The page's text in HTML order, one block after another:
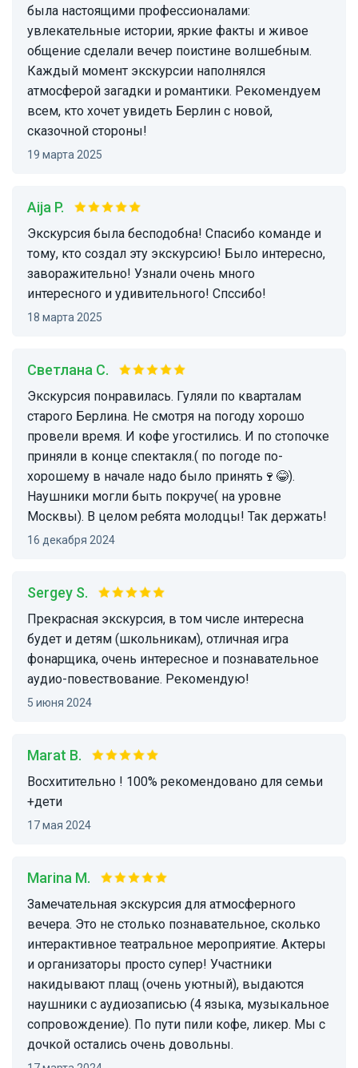
была настоящими профессионалами:
увлекательные истории, яркие факты и живое
общение сделали вечер поистине волшебным.
Каждый момент экскурсии наполнялся
атмосферой загадки и романтики. Рекомендуем
всем, кто хочет увидеть Берлин с новой,
сказочной стороны!
19 марта 2025
Aija P.
Экскурсия была бесподобна! Спасибо команде и
тому, кто создал эту экскурсию! Было интересно,
заворажительно! Узнали очень много
интересного и удивительного! Спссибо!
18 марта 2025
Светлана С.
Экскурсия понравилась. Гуляли по кварталам
старого Берлина. Не смотря на погоду хорошо
провели время. И кофе угостились. И по стопочке
приняли в конце спектакля.( по погоде по-
хорошему в начале надо было принять🍷😂).
Наушники могли быть покруче( на уровне
Москвы). В целом ребята молодцы! Так держать!
16 декабря 2024
Sergey S.
Прекрасная экскурсия, в том числе интересна
будет и детям (школьникам), отличная игра
фонарщика, очень интересное и познавательное
аудио-повествование. Рекомендую!
5 июня 2024
Marat B.
Восхитительно ! 100% рекомендовано для семьи
+дети
17 мая 2024
Marina M.
Замечательная экскурсия для атмосферного
вечера. Это не столько познавательное, сколько
интерактивное театральное мероприятие. Актеры
и организаторы просто супер! Участники
накидывают плащ (очень уютный), выдаются
наушники с аудиозаписью (4 языка, музыкальное
сопровождение). По пути пили кофе, ликер. Мы с
дочкой остались очень довольны.